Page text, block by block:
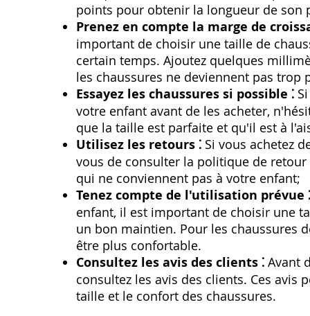
points pour obtenir la longueur de son
Prenez en compte la marge de
important de choisir une taille de
certain temps. Ajoutez quelques
les chaussures ne deviennent pas trop
Essayez les chaussures si possible ⁚
votre enfant avant de les acheter,
que la taille est parfaite et qu'il est à
Utilisez les retours ⁚ Si vous achetez
vous de consulter la politique de
qui ne conviennent pas à votre enfant;
Tenez compte de l'utilisation prévue ⁚
enfant, il est important de choisir une
un bon maintien. Pour les chaussures
être plus confortable.
Consultez les avis des clients ⁚ Avant
consultez les avis des clients. Ces
taille et le confort des chaussures.